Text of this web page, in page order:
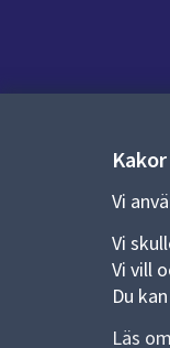
Vi
Vi
Vi vill
Du
Läs
E-
Fler